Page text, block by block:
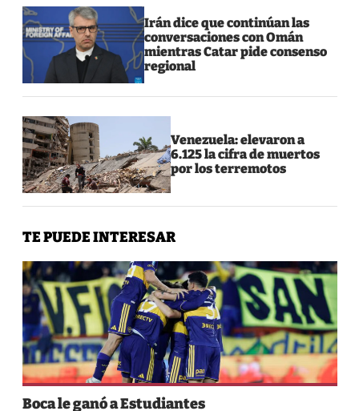
Irán dice que continúan las
conversaciones con Omán
mientras Catar pide consenso
regional
Venezuela: elevaron a
6.125 la cifra de muertos
por los terremotos
TE PUEDE INTERESAR
Boca le ganó a Estudiantes